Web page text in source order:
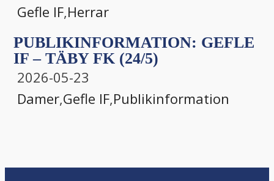
Gefle IF,Herrar
PUBLIKINFORMATION: GEFLE
IF – TÄBY FK (24/5)
2026-05-23
Damer,Gefle IF,Publikinformation